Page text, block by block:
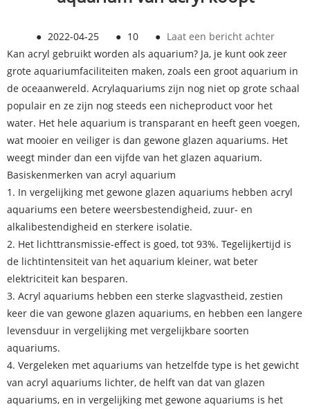
● 2022-04-25 ● 10 ● Laat een bericht achter
Kan acryl gebruikt worden als aquarium? Ja, je kunt ook zeer
grote aquariumfaciliteiten maken, zoals een groot aquarium in
de oceaanwereld. Acrylaquariums zijn nog niet op grote schaal
populair en ze zijn nog steeds een nicheproduct voor het
water. Het hele aquarium is transparant en heeft geen voegen,
wat mooier en veiliger is dan gewone glazen aquariums. Het
weegt minder dan een vijfde van het glazen aquarium.
Basiskenmerken van acryl aquarium
1. In vergelijking met gewone glazen aquariums hebben acryl
aquariums een betere weersbestendigheid, zuur- en
alkalibestendigheid en sterkere isolatie.
2. Het lichttransmissie-effect is goed, tot 93%. Tegelijkertijd is
de lichtintensiteit van het aquarium kleiner, wat beter
elektriciteit kan besparen.
3. Acryl aquariums hebben een sterke slagvastheid, zestien
keer die van gewone glazen aquariums, en hebben een langere
levensduur in vergelijking met vergelijkbare soorten
aquariums.
4. Vergeleken met aquariums van hetzelfde type is het gewicht
van acryl aquariums lichter, de helft van dat van glazen
aquariums, en in vergelijking met gewone aquariums is het